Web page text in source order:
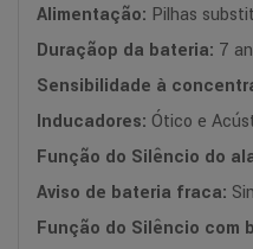
Alimentação: Pilhas
Duraçãop da bateria: 7
Sensibilidade à
Inducadores: Ótico e
Função do Silêncio do
Aviso de bateria fraca:
Função do Silêncio com